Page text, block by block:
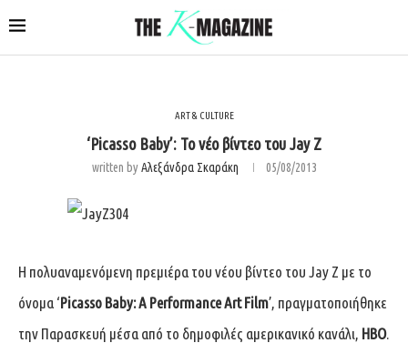
ART & CULTURE
‘Picasso Baby’: Το νέο βίντεο του Jay Z
written byΑλεξάνδρα Σκαράκη 05/08/2013
Η πολυαναμενόμενη πρεμιέρα του νέου βίντεο του Jay Z με το
όνομα ‘Picasso Baby: A Performance Art Film’, πραγματοποιήθηκε
την Παρασκευή μέσα από το δημοφιλές αμερικανικό κανάλι, HBO.